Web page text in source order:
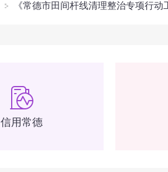
《常德市田间杆线清理整治专项行动工作
信用常德